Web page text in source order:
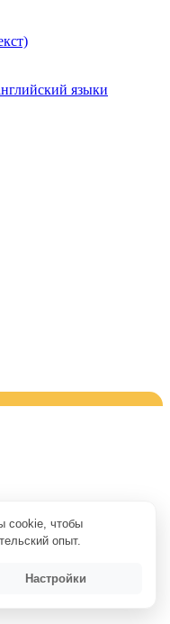
cookie, чтобы
опыт.
Настройки
языки